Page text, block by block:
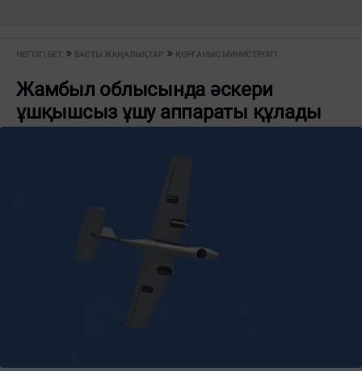
НЕГІЗГІ БЕТ БАСТЫ ЖАҢАЛЫҚТАР ҚОРҒАНЫС МИНИСТРЛІГІ
Жамбыл облысында әскери
ұшқышсыз ұшу аппараты құлады